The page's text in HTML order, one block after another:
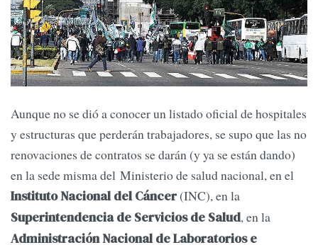
Aunque no se dió a conocer un listado oficial de hospitales
y estructuras que perderán trabajadores, se supo que las no
renovaciones de contratos se darán (y ya se están dando)
en la sede misma del Ministerio de salud nacional, en el
Instituto Nacional del Cáncer(INC), en la
Superintendencia de Servicios de Salud, en la
Administración Nacional de Laboratorios e